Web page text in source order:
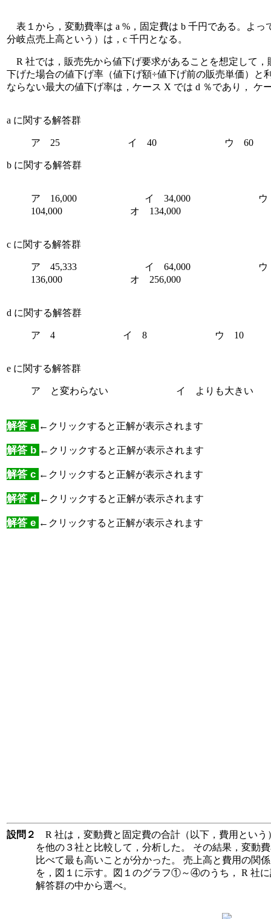
表１から，変動費率は a %，固定費は b 千円である。よっ
分岐点売上高という）は， c 千円となる。
R 社では，販売先から値下げ要求があることを想定して
下げた場合の値下げ率（値下げ額÷値下げ前の販売単価）と
ならない最大の値下げ率は，ケース X では d ％であり， ケ
a に関する解答群
ア 25 イ 40 ウ
b に関する解答群
ア 16,000 イ 34,000
104,000 オ 134,000
c に関する解答群
ア 45,333 イ 64,000
136,000 オ 256,000
d に関する解答群
ア 4 イ 8 ウ 10
e に関する解答群
ア と変わらない イ よりも大き
解答 a ←クリックすると正解が表示されます
解答 b ←クリックすると正解が表示されます
解答 c ←クリックすると正解が表示されます
解答 d ←クリックすると正解が表示されます
解答 e ←クリックすると正解が表示されます
設問２
R 社は，変動費と固定費の合計（以下，費用という
を他の３社と比較して，分析した。 その結果，変動
比べて最も高いことが分かった。 売上高と費用の関
を，図１に示す。図１のグラフ①～④のうち， R 社
解答群の中から選べ。